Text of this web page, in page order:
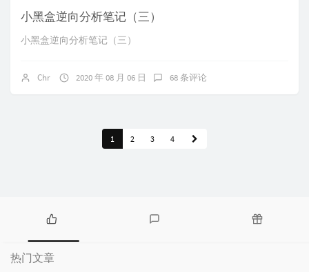
小黑盒逆向分析笔记（三）
小黑盒逆向分析笔记（三）
Chr 2020 年 08 月 06 日 68 条评论
1 2 3 4
热
门
文
热门文章